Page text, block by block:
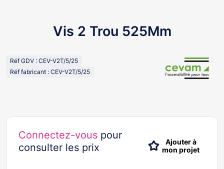
Vis 2 Trou 525Mm
Réf GDV : CEV-V2T/5/25
Réf fabricant : CEV-V2T/5/25
Connectez-vous pour
consulter les prix
Ajouter à
mon projet